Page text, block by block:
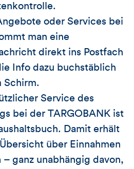
oder Services bei
man eine
direkt ins Postfach
Info dazu buchstäblich
Schirm.
Service des
bei der TARGOBANK ist
Damit erhält
über Einnahmen
– ganz unabhängig davon,